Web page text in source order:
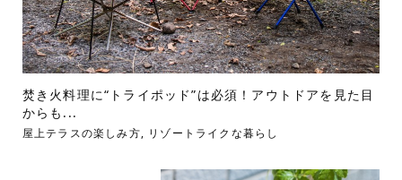
焚き火料理に“トライポッド”は必須！アウトドアを見た目
からも...
屋上テラスの楽しみ方, リゾートライクな暮らし